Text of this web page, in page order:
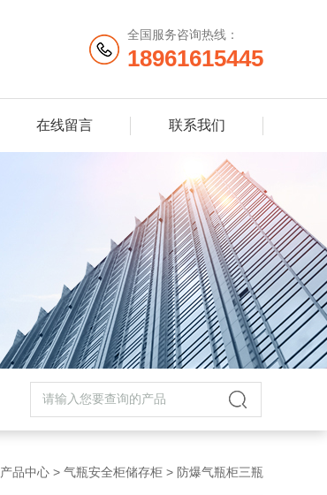
全国服务咨询热线：
18961615445
在线留言 联系我们
产品中心 > 气瓶安全柜储存柜 > 防爆气瓶柜三瓶